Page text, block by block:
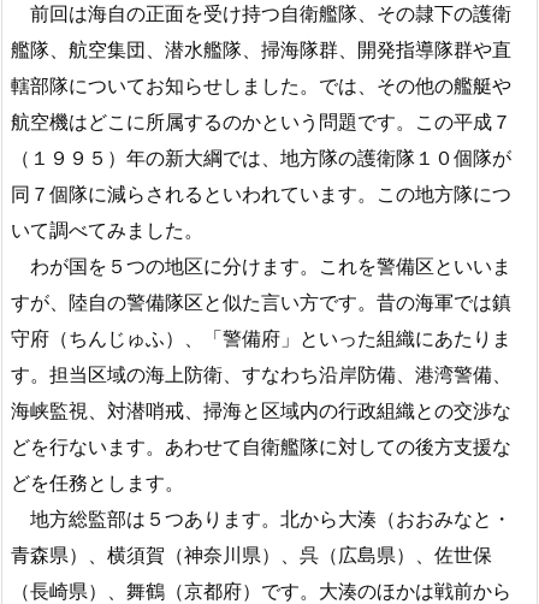
前回は海自の正面を受け持つ自衛艦隊、その隷下の護衛
艦隊、航空集団、潜水艦隊、掃海隊群、開発指導隊群や直
轄部隊についてお知らせしました。では、その他の艦艇や
航空機はどこに所属するのかという問題です。この平成７
（１９９５）年の新大綱では、地方隊の護衛隊１０個隊が
同７個隊に減らされるといわれています。この地方隊につ
いて調べてみました。
わが国を５つの地区に分けます。これを警備区といいま
すが、陸自の警備隊区と似た言い方です。昔の海軍では鎮
守府（ちんじゅふ）、「警備府」といった組織にあたりま
す。担当区域の海上防衛、すなわち沿岸防備、港湾警備、
海峡監視、対潜哨戒、掃海と区域内の行政組織との交渉な
どを行ないます。あわせて自衛艦隊に対しての後方支援な
どを任務とします。
地方総監部は５つあります。北から大湊（おおみなと・
青森県）、横須賀（神奈川県）、呉（広島県）、佐世保
（長崎県）、舞鶴（京都府）です。大湊のほかは戦前から